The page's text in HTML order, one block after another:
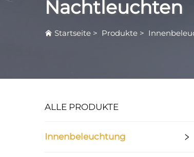
Nachtleuchten
Startseite > Produkte >
ALLE PRODUKTE
Innenbeleuchtung